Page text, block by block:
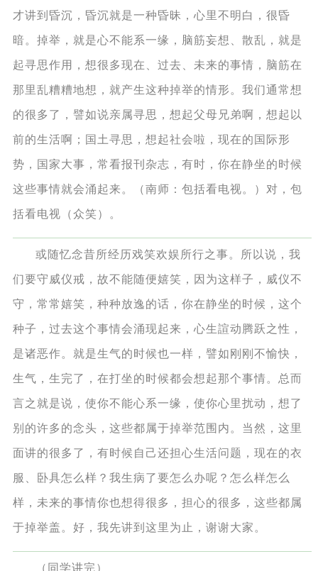
才讲到昏沉，昏沉就是一种昏昧，心里不明白，很昏
暗。掉举，就是心不能系一缘，脑筋妄想、散乱，就是
起寻思作用，想很多现在、过去、未来的事情，脑筋在
那里乱糟糟地想，就产生这种掉举的情形。我们通常想
的很多了，譬如说亲属寻思，想起父母兄弟啊，想起以
前的生活啊；国土寻思，想起社会啦，现在的国际形
势，国家大事，常看报刊杂志，有时，你在静坐的时候
这些事情就会涌起来。（南师：包括看电视。）对，包
括看电视（众笑）。
或随忆念昔所经历戏笑欢娱所行之事。所以说，我
们要守威仪戒，故不能随便嬉笑，因为这样子，威仪不
守，常常嬉笑，种种放逸的话，你在静坐的时候，这个
种子，过去这个事情会涌现起来，心生諠动腾跃之性，
是诸恶作。就是生气的时候也一样，譬如刚刚不愉快，
生气，生完了，在打坐的时候都会想起那个事情。总而
言之就是说，使你不能心系一缘，使你心里扰动，想了
别的许多的念头，这些都属于掉举范围内。当然，这里
面讲的很多了，有时候自己还担心生活问题，现在的衣
服、卧具怎么样？我生病了要怎么办呢？怎么样怎么
样，未来的事情你也想得很多，担心的很多，这些都属
于掉举盖。好，我先讲到这里为止，谢谢大家。
（同学讲完）